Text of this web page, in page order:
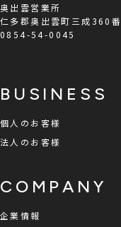
奥出雲営業所
仁多郡奥出雲町三成360
0854-54-0045
BUSINESS
個人のお客様
法人のお客様
COMPANY
企業情報